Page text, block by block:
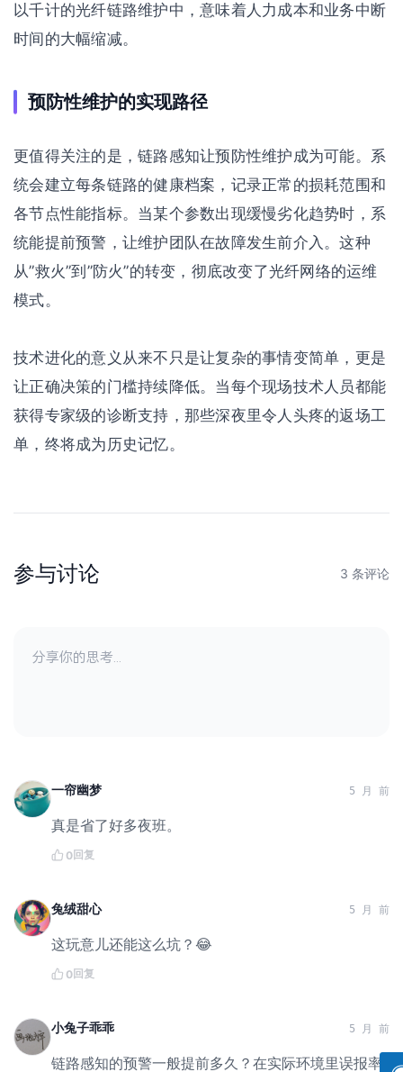
以千计的光纤链路维护中，意味着人力成本和业务中断
时间的大幅缩减。
预防性维护的实现路径
更值得关注的是，链路感知让预防性维护成为可能。系
统会建立每条链路的健康档案，记录正常的损耗范围和
各节点性能指标。当某个参数出现缓慢劣化趋势时，系
统能提前预警，让维护团队在故障发生前介入。这种
从”救火”到”防火”的转变，彻底改变了光纤网络的运维
模式。
技术进化的意义从来不只是让复杂的事情变简单，更是
让正确决策的门槛持续降低。当每个现场技术人员都能
获得专家级的诊断支持，那些深夜里令人头疼的返场工
单，终将成为历史记忆。
参与讨论 3 条评论
一帘幽梦 5 月 前
真是省了好多夜班。
0 回复
兔绒甜心 5 月 前
这玩意儿还能这么坑？😂
0 回复
小兔子乖乖 5 月 前
链路感知的预警一般提前多久？在实际环境里误报率